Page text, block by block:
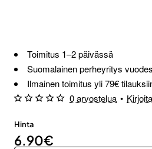
Toimitus 1–2 päivässä
Suomalainen perheyritys
Ilmainen toimitus yli 79€
0 arvostelua •
Hinta
6.90€